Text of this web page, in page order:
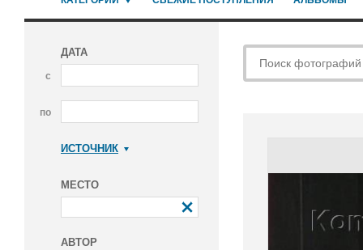
ДАТА
с
по
ИСТОЧНИК
МЕСТО
АВТОР